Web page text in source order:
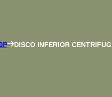
DISCO INFERIOR